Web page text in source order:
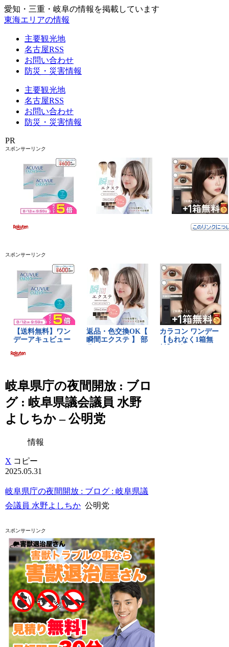
愛知・三重・岐阜の情報を掲載しています
東海エリアの情報
主要観光地
名古屋RSS
お問い合わせ
防災・災害情報
主要観光地
名古屋RSS
お問い合わせ
防災・災害情報
PR
スポンサーリンク
スポンサーリンク
岐阜県庁の夜間開放 : ブロ
グ : 岐阜県議会議員 水野
よしちか – 公明党
情報
X コピー
2025.05.31
岐阜県庁の夜間開放 : ブログ : 岐阜県議
会議員 水野よしちか 公明党
スポンサーリンク